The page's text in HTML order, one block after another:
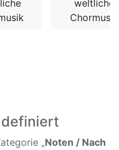
weltliche
Chormusik
definiert
„Noten / Nach